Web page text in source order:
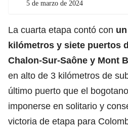
5 de marzo de 2024
La cuarta etapa contó con
kilómetros y siete puertos
Chalon-Sur-Saône y Mont
en alto de 3 kilómetros de
último puerto que el
imponerse en solitario y
victoria de etapa para